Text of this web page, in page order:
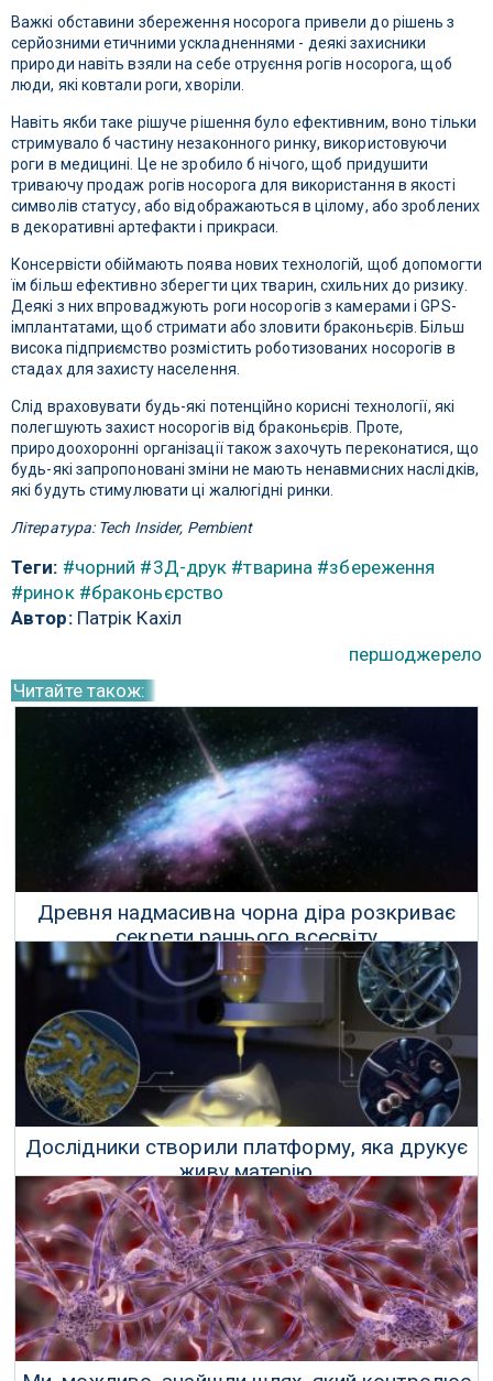
Важкі обставини збереження носорога привели до рішень з
серйозними етичними ускладненнями - деякі захисники
природи навіть взяли на себе отруєння рогів носорога, щоб
люди, які ковтали роги, хворіли.
Навіть якби таке рішуче рішення було ефективним, воно тільки
стримувало б частину незаконного ринку, використовуючи
роги в медицині. Це не зробило б нічого, щоб придушити
триваючу продаж рогів носорога для використання в якості
символів статусу, або відображаються в цілому, або зроблених
в декоративні артефакти і прикраси.
Консервісти обіймають поява нових технологій, щоб допомогти
їм більш ефективно зберегти цих тварин, схильних до ризику.
Деякі з них впроваджують роги носорогів з камерами і GPS-
імплантатами, щоб стримати або зловити браконьєрів. Більш
висока підприємство розмістить роботизованих носорогів в
стадах для захисту населення.
Слід враховувати будь-які потенційно корисні технології, які
полегшують захист носорогів від браконьєрів. Проте,
природоохоронні організації також захочуть переконатися, що
будь-які запропоновані зміни не мають ненавмисних наслідків,
які будуть стимулювати ці жалюгідні ринки.
Література: Tech Insider, Pembient
Теги: #чорний #3Д-друк #тварина #збереження
#ринок #браконьєрство
Автор:Патрік Кахіл
першоджерело
Читайте також:
Древня надмасивна чорна діра розкриває
секрети раннього всесвіту
11 Грудня 2017 р.
Дослідники створили платформу, яка друкує
живу матерію
05 Грудня 2017 р.